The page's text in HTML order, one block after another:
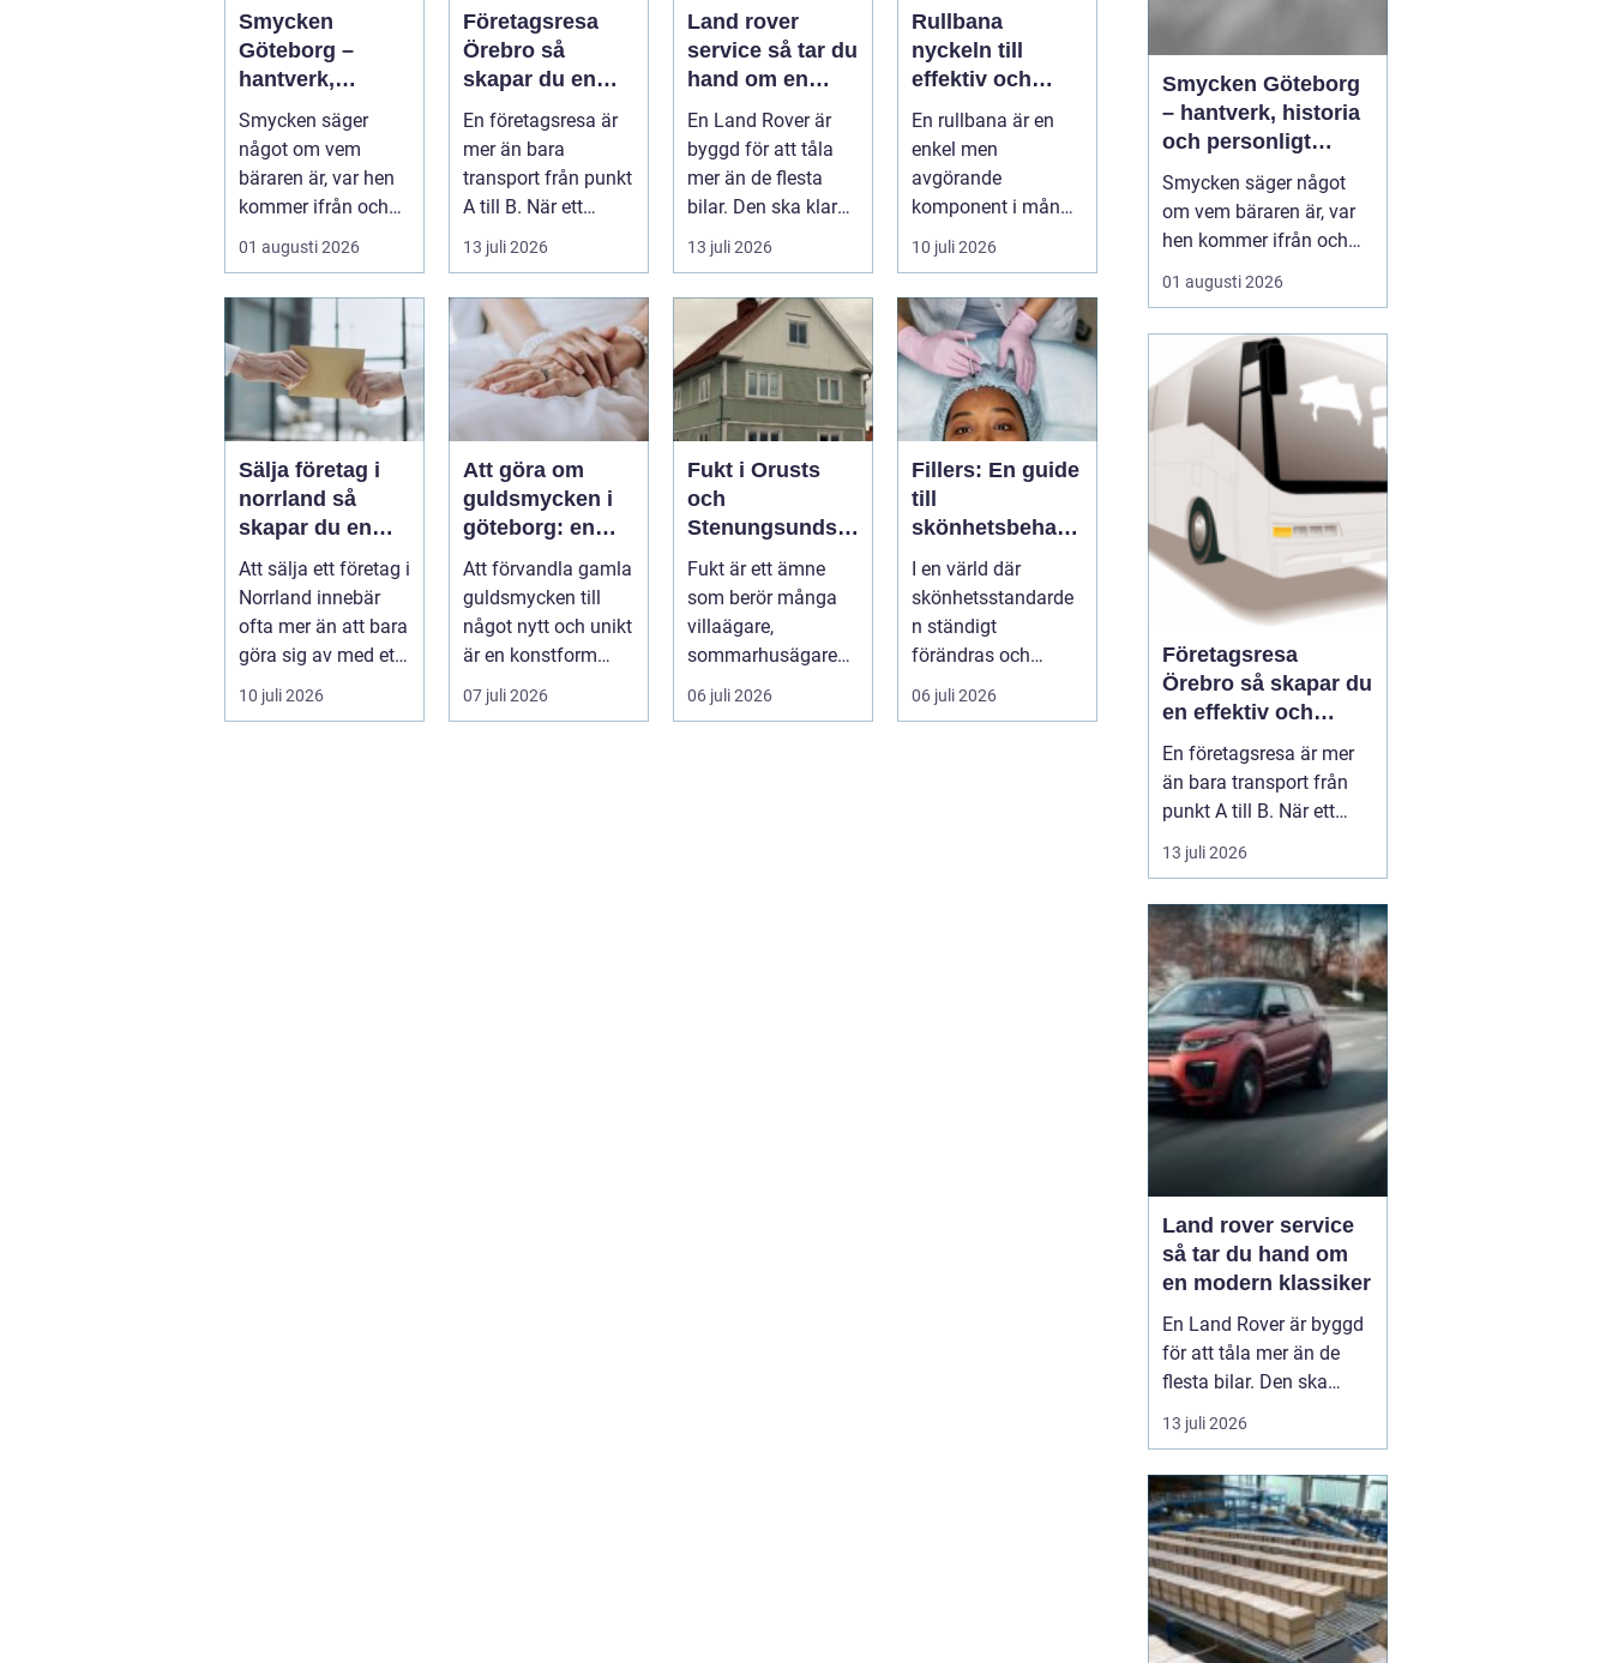
Smycken
Göteborg –
hantverk,
historia och
personligt
uttryck
Smycken säger
något om vem
bäraren är, var hen
kommer ifrån och
vad som &...
01 augusti 2026
Företagsresa
Örebro så
skapar du en
effektiv och
minnesvärd resa
En företagsresa är
mer än bara
transport från punkt
A till B. När ett
företag planerar en
resa för m...
13 juli 2026
Land rover
service så tar du
hand om en
modern
klassiker
En Land Rover är
byggd för att tåla
mer än de flesta
bilar. Den ska klara
motorväg,
stadstrafik, gru...
13 juli 2026
Rullbana
nyckeln till
effektiv och
säker hantering
av gods
En rullbana är en
enkel men
avgörande
komponent i många
moderna
verksamheter. Den
används för att fl...
10 juli 2026
Sälja företag i
norrland så
skapar du en
trygg affär från
start till mål
Att sälja ett företag i
Norrland innebär
ofta mer än att bara
göra sig av med ett
bolag. För många
ä...
10 juli 2026
Att göra om
guldsmycken i
göteborg: en
konst att förnya
det gamla
Att förvandla gamla
guldsmycken till
något nytt och unikt
är en konstform
som kombinerar
traditionel...
07 juli 2026
Fukt i Orusts
och
Stenungsunds
hus: Så
upptäcker och
åtgärdar du
problemet
Fukt är ett ämne
som berör många
villaägare,
sommarhusägare
och bosta...
06 juli 2026
Fillers: En guide
till
skönhetsbehand
lingar i
Stockholm
I en värld där
skönhetsstandarde
n ständigt
förändras och
utvecklingen ...
06 juli 2026
Smycken Göteborg
– hantverk, historia
och personligt
uttryck
Smycken säger något
om vem bäraren är, var
hen kommer ifrån och
vad som är viktigt i livet.
I en stad som Göteborg,
hamnstadens råa
historia och moderna
kreativitet, blir smycken
ofta en...
01 augusti 2026
Företagsresa
Örebro så skapar du
en effektiv och
minnesvärd resa
En företagsresa är mer
än bara transport från
punkt A till B. När ett
företag planerar en resa
för medarbetare eller
att bygga relationer,
stärka varumärket och
använda tiden på resan
på ett klokt sätt. När
startpunkten är Örebr...
13 juli 2026
Land rover service
så tar du hand om
en modern klassiker
En Land Rover är byggd
för att tåla mer än de
flesta bilar. Den ska
klara motorväg,
stadstrafik, grusvägar
Samtidigt är den full av
avancerad teknik, från
fyrhjulsdrift och
luftfjädring till moderna
säkerhetssystem. För att
bi...
13 juli 2026